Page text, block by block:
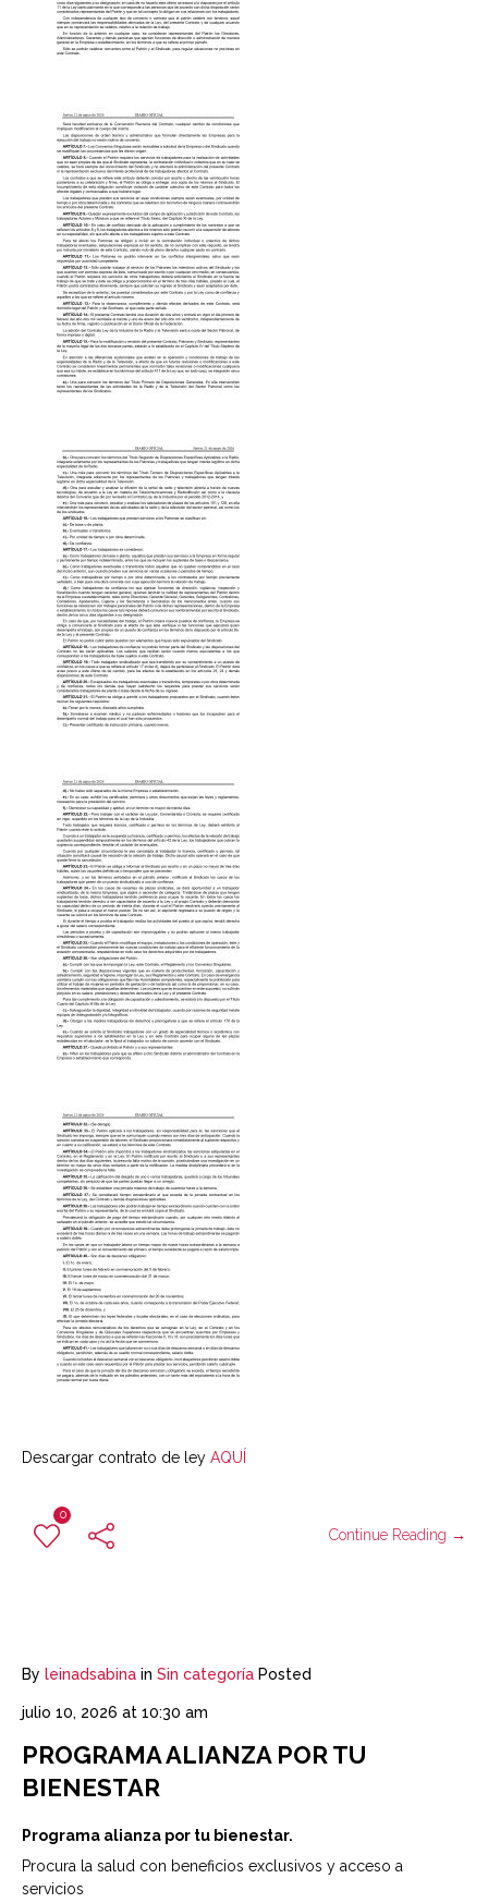
Descargar contrato de ley AQUÍ
0
Continue Reading →
By leinadsabina in Sin categoría Posted
julio 10, 2026 at 10:30 am
PROGRAMA ALIANZA POR TU
BIENESTAR
Programa alianza por tu bienestar.
Procura la salud con beneficios exclusivos y acceso a
servicios